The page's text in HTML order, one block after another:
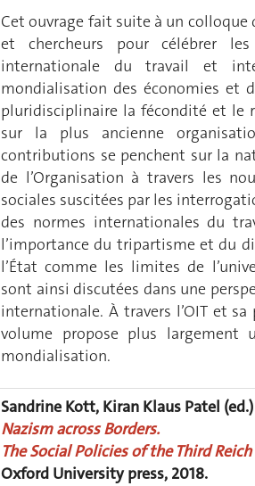
Cet ouvrage fait suite à un colloque
et chercheurs pour célébrer
internationale du travail et
mondialisation des économies et
pluridisciplinaire la fécondité et le
sur la plus ancienne
contributions se penchent sur la
de l’Organisation à travers les
sociales suscitées par les
des normes internationales du
l’importance du tripartisme et du
l’État comme les limites de
sont ainsi discutées dans une
internationale. À travers l’OIT et
volume propose plus largement
mondialisation.
Sandrine Kott, Kiran Klaus Patel (ed.)
Nazism across Borders.
The Social Policies of the Third
Oxford University press, 2018.